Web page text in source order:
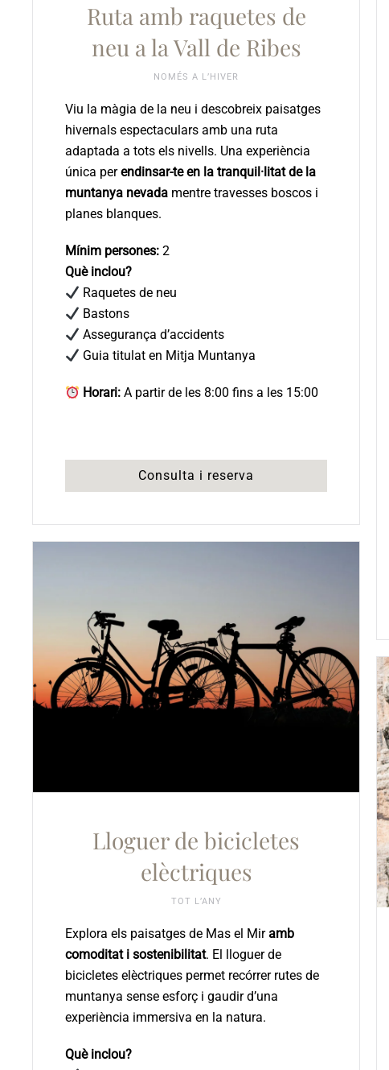
Ruta amb raquetes de
neu a la Vall de Ribes
NOMÉS A L’HIVER
Viu la màgia de la neu i descobreix paisatges
hivernals espectaculars amb una ruta
adaptada a tots els nivells. Una experiència
única perendinsar-te en la tranquil·litat de la
muntanya nevada mentre travesses boscos i
planes blanques.
Mínim persones: 2
Què inclou?
Raquetes de neu
Bastons
Assegurança d’accidents
Guia titulat en Mitja Muntanya
Horari: A partir de les 8:00 fins a les 15:00
Consulta i reserva
Lloguer de bicicletes
elèctriques
TOT L’ANY
Explora els paisatges de Mas el Miramb
comoditat i sostenibilitat. El lloguer de
bicicletes elèctriques permet recórrer rutes de
muntanya sense esforç i gaudir d’una
experiència immersiva en la natura.
Què inclou?